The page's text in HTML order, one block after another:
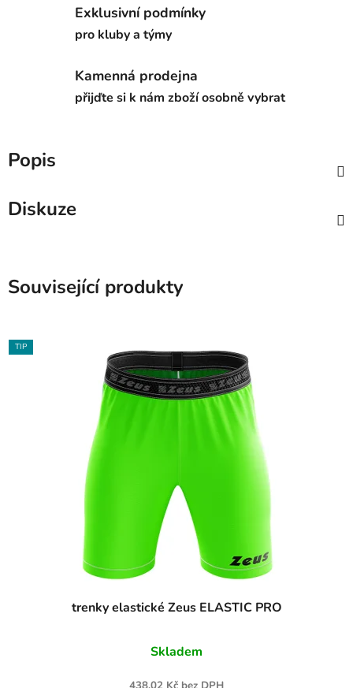
Exklusivní podmínky
pro kluby a týmy
Kamenná prodejna
přijďte si k nám zboží osobně vybrat
Popis
Diskuze
Související produkty
TIP
trenky elastické Zeus ELASTIC PRO
Skladem